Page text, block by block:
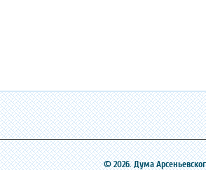
© 2026. Дума